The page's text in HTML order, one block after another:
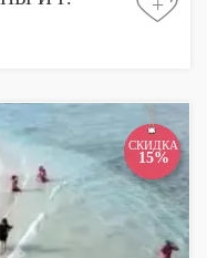
СКИДКА
15%